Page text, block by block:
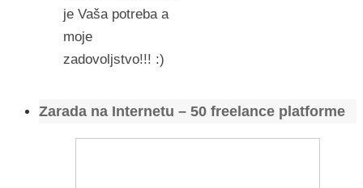
je Vaša potreba a
moje
zadovoljstvo!!! :)
Zarada na Internetu – 50 freelance platforme